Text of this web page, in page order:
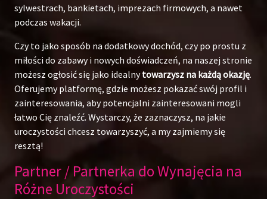
sylwestrach, bankietach, imprezach firmowych, a nawet
podczas wakacji.
Czy to jako sposób na dodatkowy dochód, czy po prostu z
miłości do zabawy i nowych doświadczeń, na naszej stronie
możesz ogłosić się jako idealnytowarzysz na każdą okazję.
Oferujemy platformę, gdzie możesz pokazać swój profil i
zainteresowania, aby potencjalni zainteresowani mogli
łatwo Cię znaleźć. Wystarczy, że zaznaczysz, na jakie
uroczystości chcesz towarzyszyć, a my zajmiemy się
resztą!
Partner / Partnerka do Wynajęcia na
Różne Uroczystości